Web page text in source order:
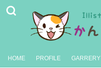
HOME PROFILE GARRERY